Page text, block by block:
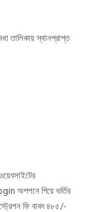
তালিকায় স্থানপ্রাপ্ত
গিয়ে ভর্তির
ফি বাবদ ৪৮৫/-